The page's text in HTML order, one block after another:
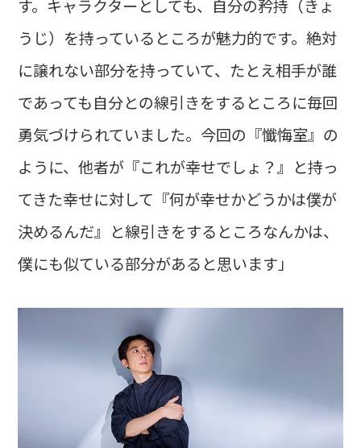
す。キャラクターとしても、自分の矜持（きょ
うじ）を持っているところが魅力的です。絶対
に譲れない部分を持っていて、たとえ相手が誰
であっても自分との線引きをするところに毎回
勇気づけられていました。今回の『懺悔室』の
ように、他者が『これが幸せでしょ？』と持っ
てきた幸せに対して『何が幸せかどうかは僕が
決めるんだ』と線引きをするところなんかは、
僕にも似ている部分があると思います」